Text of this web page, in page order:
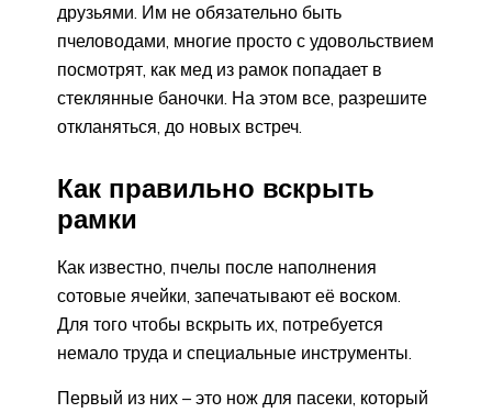
друзьями. Им не обязательно быть
пчеловодами, многие просто с удовольствием
посмотрят, как мед из рамок попадает в
стеклянные баночки. На этом все, разрешите
откланяться, до новых встреч.
Как правильно вскрыть
рамки
Как известно, пчелы после наполнения
сотовые ячейки, запечатывают её воском.
Для того чтобы вскрыть их, потребуется
немало труда и специальные инструменты.
Первый из них – это нож для пасеки, который